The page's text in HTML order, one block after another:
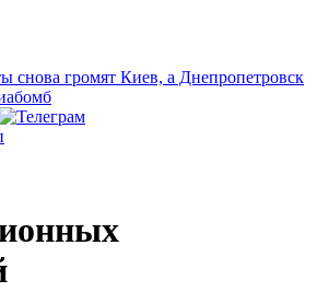
снова громят Киев, а Днепропетровск